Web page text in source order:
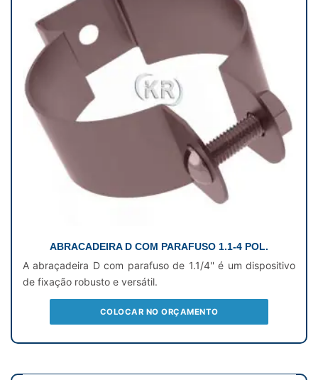
ABRACADEIRA D COM PARAFUSO 1.1-4 POL.
A abraçadeira D com parafuso de 1.1/4'' é um dispositivo
de fixação robusto e versátil.
COLOCAR NO ORÇAMENTO